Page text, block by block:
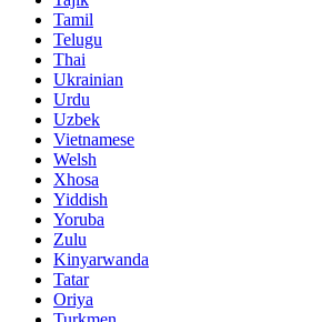
Tamil
Telugu
Thai
Ukrainian
Urdu
Uzbek
Vietnamese
Welsh
Xhosa
Yiddish
Yoruba
Zulu
Kinyarwanda
Tatar
Oriya